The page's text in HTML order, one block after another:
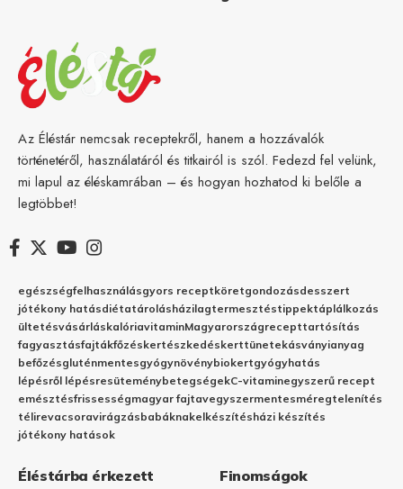
Az Éléstár nemcsak receptekről, hanem a hozzávalók
történetéről, használatáról és titkairól is szól. Fedezd fel velünk,
mi lapul az éléskamrában – és hogyan hozhatod ki belőle a
legtöbbet!
egészségfelhasználásgyors receptköretgondozásdesszert
jótékony hatásdiétatárolásházilagtermesztéstippektáplálkozás
ültetésvásárláskalóriavitaminMagyarországrecepttartósítás
fagyasztásfajtákfőzéskertészkedéskerttünetekásványianyag
befőzésgluténmentesgyógynövénybiokertgyógyhatás
lépésről lépésresüteménybetegségekC-vitaminegyszerű recept
emésztésfrissességmagyar fajtavegyszermentesméregtelenítés
télirevacsoravirágzásbabáknakelkészítésházi készítés
jótékony hatások
Éléstárba érkezett Finomságok